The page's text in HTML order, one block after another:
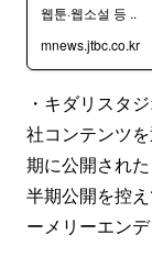
웹툰·웹소설 등 ..
mnews.jtbc.co.kr
・キダリスタ
社コンテンツ
期に公開され
半期公開を控
ーメリーエンデ